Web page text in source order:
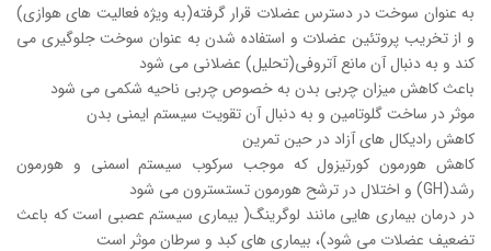
به عنوان سوخت در دسترس عضلات قرار گرفته(به ویژه فعالیت های هوازی)
و از تخریب پروتئین عضلات و استفاده شدن به عنوان سوخت جلوگیری می
کند و به دنبال آن مانع آتروفی(تحلیل) عضلانی می شود
باعث کاهش میزان چربی بدن به خصوص چربی ناحیه شکمی می شود
موثر در ساخت گلوتامین و به دنبال آن تقویت سیستم ایمنی بدن
کاهش رادیکال های آزاد در حین تمرین
کاهش هورمون کورتیزول که موجب سرکوب سیستم اسمنی و هورمون
رشد(GH) و اختلال در ترشح هورمون تستسترون می شود
در درمان بیماری هایی مانند لوگرینگ( بیماری سیستم عصبی است که باعث
تضعیف عضلات می شود)، بیماری های کبد و سرطان موثر است